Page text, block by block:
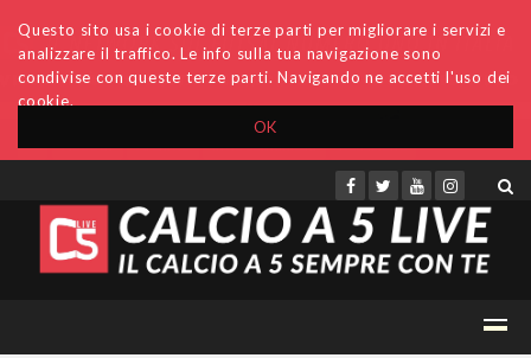
OK
Questo sito usa i cookie di terze parti per migliorare i servizi e
analizzare il traffico. Le info sulla tua navigazione sono
condivise con queste terze parti. Navigando ne accetti l'uso dei
cookie.
Accedi Archivio Invio comunicati Redazione